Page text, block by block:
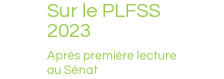
Sur le PLFSS
2023
Après première lecture
au Sénat